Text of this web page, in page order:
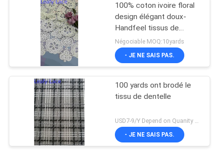
Tissu perlé de
broderie
100% coton ivoire floral
design élégant doux-
Handfeel tissus de
dentelle brodée pleine
largeur pour les
vêtements de mode
Négociable MOQ:10yards
- JE NE SAIS PAS.
100 yards ont brodé le
tissu de dentelle
USD7-9/Y Depend on Quanity MOQ:10yards
- JE NE SAIS PAS.